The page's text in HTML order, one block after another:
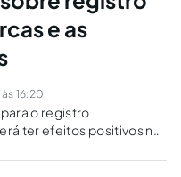
e as
16:20
o registro
ter efeitos positivos na